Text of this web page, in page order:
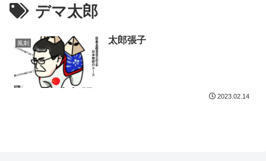
デマ太郎
風刺 太郎張子
2023.02.14